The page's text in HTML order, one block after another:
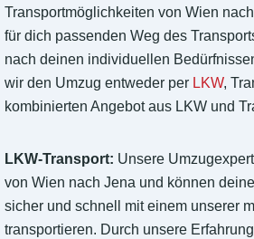
Transportmöglichkeiten von Wien
für dich passenden Weg des
nach deinen individuellen
wir den Umzug entweder per LKW,
kombinierten Angebot aus LKW und
LKW-Transport: Unsere
von Wien nach Jena und können
sicher und schnell mit einem unserer
transportieren. Durch unsere